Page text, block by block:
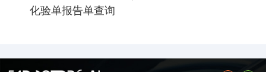
化验单报告单查询